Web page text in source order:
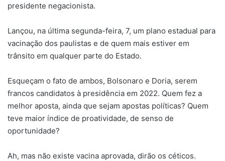
presidente negacionista.
Lançou, na última segunda-feira, 7, um plano estadual para
vacinação dos paulistas e de quem mais estiver em
trânsito em qualquer parte do Estado.
Esqueçam o fato de ambos, Bolsonaro e Doria, serem
francos candidatos à presidência em 2022. Quem fez a
melhor aposta, ainda que sejam apostas políticas? Quem
teve maior índice de proatividade, de senso de
oportunidade?
Ah, mas não existe vacina aprovada, dirão os céticos.